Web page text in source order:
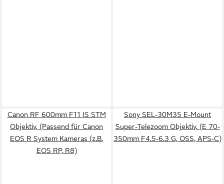
Canon RF 600mm F11 IS STM
Objektiv, (Passend für Canon
EOS R System Kameras (z.B.
EOS RP, R8)
Sony SEL-30M35 E-Mount
Super-Telezoom Objektiv, (E 70-
350mm F4.5-6.3 G, OSS, APS-C)